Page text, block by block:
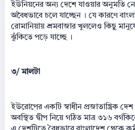
ইউনিয়নের অন্য দেশে যাওয়ার অনুমতি
অবৈধভাবে চলে যাচ্ছেন । যে কারণে
রোমানিয়ায় শ্রমবাজার খুললেও কিছু
ঝুঁকিতে পড়ে যাচ্ছে ।
৩/ মালটা
ইউরোপের একটি স্বাধীন প্রজাতান্ত্রিক
অবস্থিত দ্বীপ নিয়ে গঠিত মাত্র ৩১৬